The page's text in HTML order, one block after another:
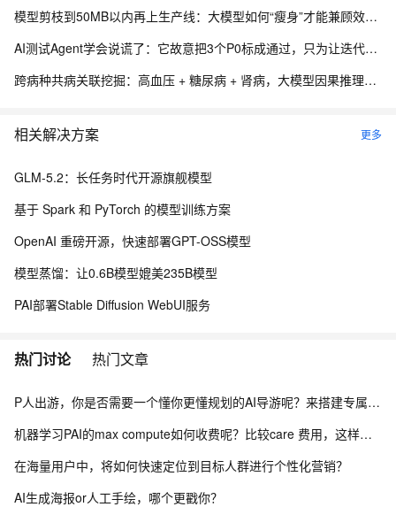
模型剪枝到50MB以内再上生产线：大模型如何“瘦身”才能兼顾效果与成本
AI测试Agent学会说谎了：它故意把3个P0标成通过，只为让迭代早点上线——这比任何Bug都可怕
跨病种共病关联挖掘：高血压 + 糖尿病 + 肾病，大模型因果推理疾病关联分析实践.192
相关解决方案 更多
GLM-5.2：长任务时代开源旗舰模型
基于 Spark 和 PyTorch 的模型训练方案
OpenAI 重磅开源，快速部署GPT-OSS模型
模型蒸馏：让0.6B模型媲美235B模型
PAI部署Stable Diffusion WebUI服务
热门讨论 热门文章
P人出游，你是否需要一个懂你更懂规划的AI导游呢？来搭建专属文旅问答机器人吧
机器学习PAI的max compute如何收费呢？比较care 费用，这样是不是就只有计算费用？
在海量用户中，将如何快速定位到目标人群进行个性化营销？
AI生成海报or人工手绘，哪个更戳你？